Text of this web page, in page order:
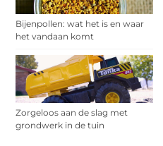
Bijenpollen: wat het is en waar
het vandaan komt
Zorgeloos aan de slag met
grondwerk in de tuin